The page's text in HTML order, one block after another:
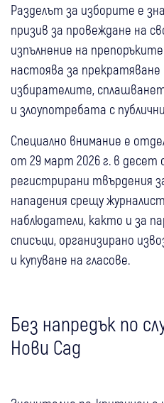
Разделът за изборите е
призив за провеждане на
изпълнение на
настоява за прекратяване
избирателите,
и злоупотребата с
Специално внимание е
от 29 март 2026 г. в десет
регистрирани твърдения
нападения срещу
наблюдатели, както и за
списъци, организирано
и купуване на гласове.
Без напредък по
Нови Сад